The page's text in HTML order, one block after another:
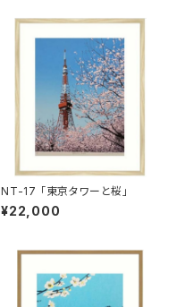
NT-17 「東京タワーと桜」
¥22,000